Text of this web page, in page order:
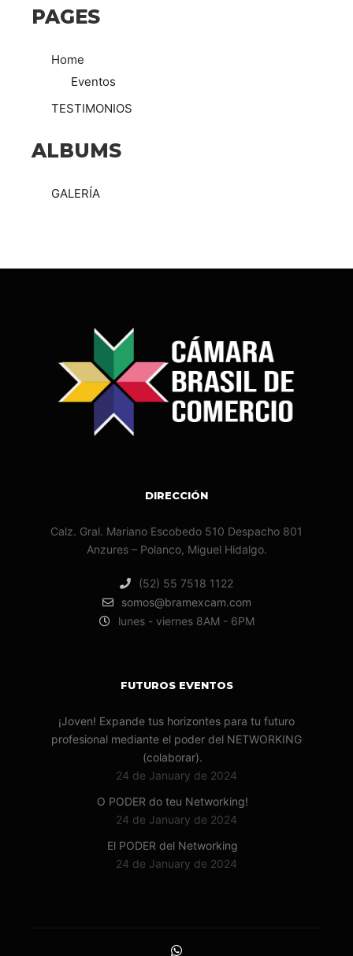
PAGES
Home
Eventos
TESTIMONIOS
ALBUMS
GALERÍA
DIRECCIÓN
Calz. Gral. Mariano Escobedo 510 Despacho 801
Anzures – Polanco, Miguel Hidalgo.
(52) 55 7518 1122
somos@bramexcam.com
lunes - viernes 8AM - 6PM
FUTUROS EVENTOS
¡Joven! Expande tus horizontes para tu futuro
profesional mediante el poder del NETWORKING
(colaborar).
24 de January de 2024
O PODER do teu Networking!
24 de January de 2024
El PODER del Networking
24 de January de 2024